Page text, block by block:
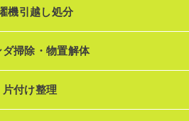
機引越し処分
ダ掃除・物置解体
片付け整理